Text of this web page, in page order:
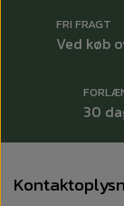
FRI FRAGT
Ved køb
30